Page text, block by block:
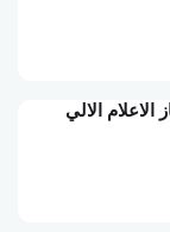
الالي